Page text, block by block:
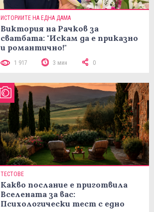
ИСТОРИИТЕ НА ЕДНА ДАМА
Виктория на Рачков за
сватбата: "Искам да е приказно
и романтично!"
1 917 3 мин 0
ТЕСТОВЕ
Какво послание е приготвила
Вселената за вас:
Психологически тест с едно